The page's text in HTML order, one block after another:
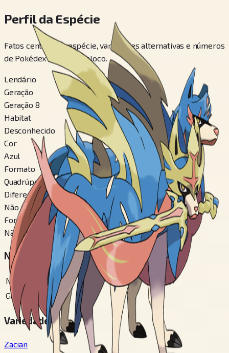
Perfil da Espécie
Fatos centrais da espécie, variedades alternativas e números
de Pokédex em um só bloco.
Lendário
Geração
Geração 8
Habitat
Desconhecido
Cor
Azul
Formato
Quadrúpede
Diferença de Gênero
Não
Formas Alternáveis
Não
Números em Pokédex Regionais
National
888
Galar
# 398
Variedades
Zacian